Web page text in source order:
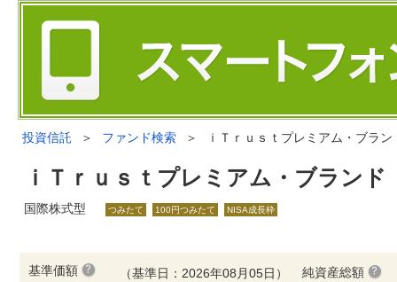
投資信託 ＞ ファンド検索 ＞ ｉＴｒｕｓｔプレミアム・ブラン
ｉＴｒｕｓｔプレミアム・ブランド
国際株式型 つみたて 100円つみたて NISA成長枠
基準価額 （基準日：2026年08月05日） 純資産総額